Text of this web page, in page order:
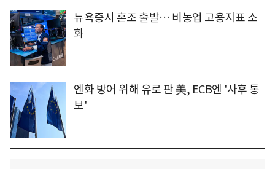
뉴욕증시 혼조 출발… 비농업 고용지표 소
화
엔화 방어 위해 유로 판 美, ECB엔 '사후 통
보'